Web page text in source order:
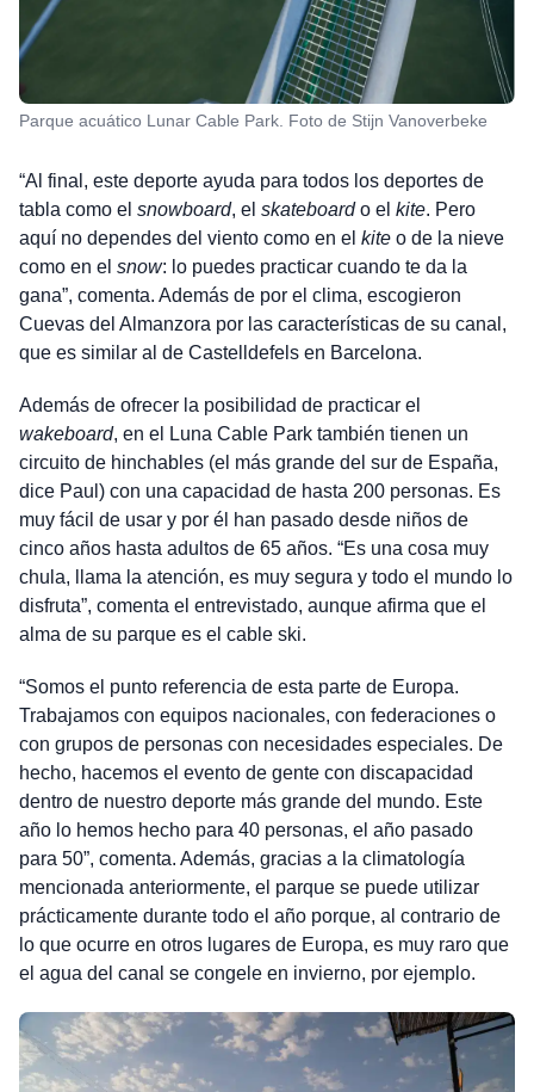
Parque acuático Lunar Cable Park. Foto de Stijn Vanoverbeke
“Al final, este deporte ayuda para todos los deportes de
tabla como el snowboard, el skateboardo el kite. Pero
aquí no dependes del viento como en el kiteo de la nieve
como en el snow: lo puedes practicar cuando te da la
gana”, comenta. Además de por el clima, escogieron
Cuevas del Almanzora por las características de su canal,
que es similar al de Castelldefels en Barcelona.
Además de ofrecer la posibilidad de practicar el
wakeboard, en el Luna Cable Park también tienen un
circuito de hinchables (el más grande del sur de España,
dice Paul) con una capacidad de hasta 200 personas. Es
muy fácil de usar y por él han pasado desde niños de
cinco años hasta adultos de 65 años. “Es una cosa muy
chula, llama la atención, es muy segura y todo el mundo lo
disfruta”, comenta el entrevistado, aunque afirma que el
alma de su parque es el cable ski.
“Somos el punto referencia de esta parte de Europa.
Trabajamos con equipos nacionales, con federaciones o
con grupos de personas con necesidades especiales. De
hecho, hacemos el evento de gente con discapacidad
dentro de nuestro deporte más grande del mundo. Este
año lo hemos hecho para 40 personas, el año pasado
para 50”, comenta. Además, gracias a la climatología
mencionada anteriormente, el parque se puede utilizar
prácticamente durante todo el año porque, al contrario de
lo que ocurre en otros lugares de Europa, es muy raro que
el agua del canal se congele en invierno, por ejemplo.